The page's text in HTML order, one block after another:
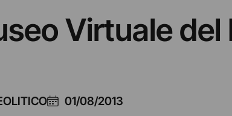
Virtuale
01/08/2013